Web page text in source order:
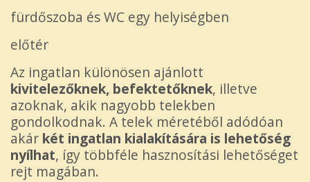
fürdőszoba és WC egy helyiségben
előtér
Az ingatlan különösen ajánlott
kivitelezőknek, befektetőknek, illetve
azoknak, akik nagyobb telekben
gondolkodnak. A telek méretéből adódóan
akár két ingatlan kialakítására is lehetőség
nyílhat, így többféle hasznosítási lehetőséget
rejt magában.